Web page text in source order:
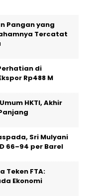
Pangan yang
Tercatat
di
Rp488 M
HKTI, Akhir
Sri Mulyani
66–94 per Barel
Teken FTA:
Ekonomi